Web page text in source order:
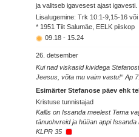
ja valitseb igavesest ajast igavesti.
Lisalugemine: Trk 10:1-9,15-16
* 1951 Tiit Salumäe, EELK piiskop
09.18 - 15.24
26. detsember
Kui nad viskasid kividega
Jeesus, võta mu vaim vastu!“ Ap
Esimärter Stefanose päev ehk
Kristuse tunnistajad
Kallis on Issanda meelest Tema
tänuohvreid ja hüüan appi Issanda
KLPR 35